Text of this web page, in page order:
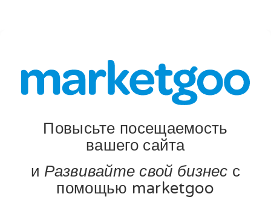
Повысьте посещаемость
вашего сайта
и Развивайте свой бизнес с
помощью marketgoo